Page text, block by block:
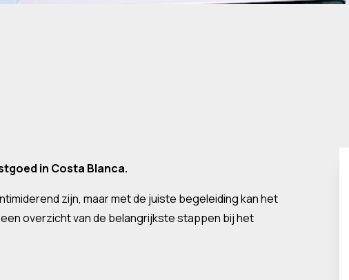
in Costa Blanca.
zijn, maar met de juiste begeleiding kan het
overzicht van de belangrijkste stappen bij het